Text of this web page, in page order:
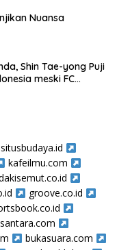
Nuansa
Shin Tae-yong Puji
meski FC
situsbudaya.id
kafeilmu.com
groove.co.id
bukasuara.com